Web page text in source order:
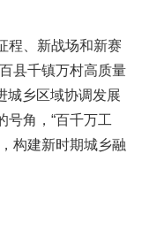
程、新战场和新赛
县千镇万村高质量
城乡区域协调发展
号角，“百千万工
构建新时期城乡融